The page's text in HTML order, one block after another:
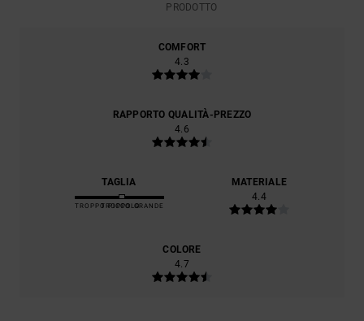
PRODOTTO
COMFORT
4.3
RAPPORTO QUALITÀ-PREZZO
4.6
TAGLIA
TROPPO PICCOLO
TROPPO GRANDE
MATERIALE
4.4
COLORE
4.7